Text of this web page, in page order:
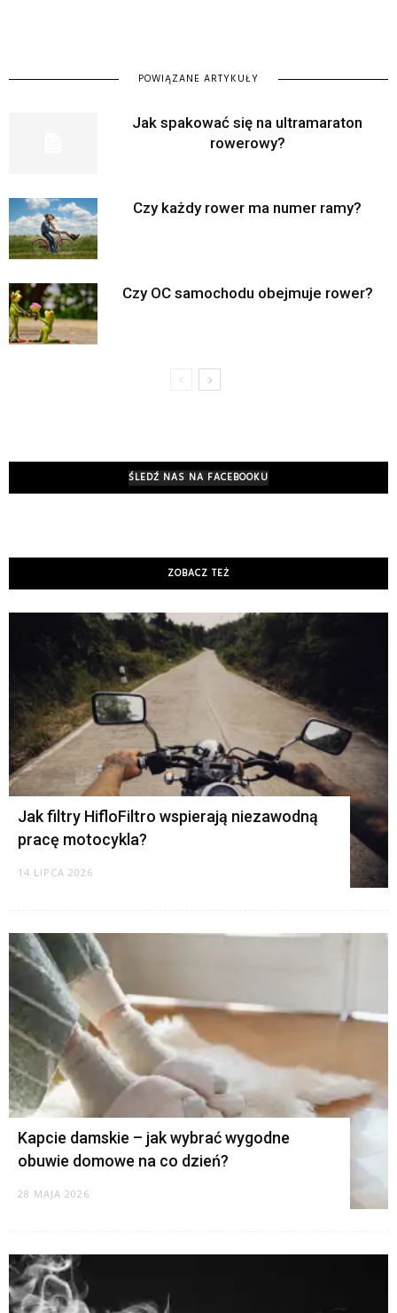
POWIĄZANE ARTYKUŁY
Jak spakować się na ultramaraton
rowerowy?
Czy każdy rower ma numer ramy?
Czy OC samochodu obejmuje rower?
ŚLEDŹ NAS NA FACEBOOKU
ZOBACZ TEŻ
Jak filtry HifloFiltro wspierają niezawodną
pracę motocykla?
14 LIPCA 2026
Kapcie damskie – jak wybrać wygodne
obuwie domowe na co dzień?
28 MAJA 2026